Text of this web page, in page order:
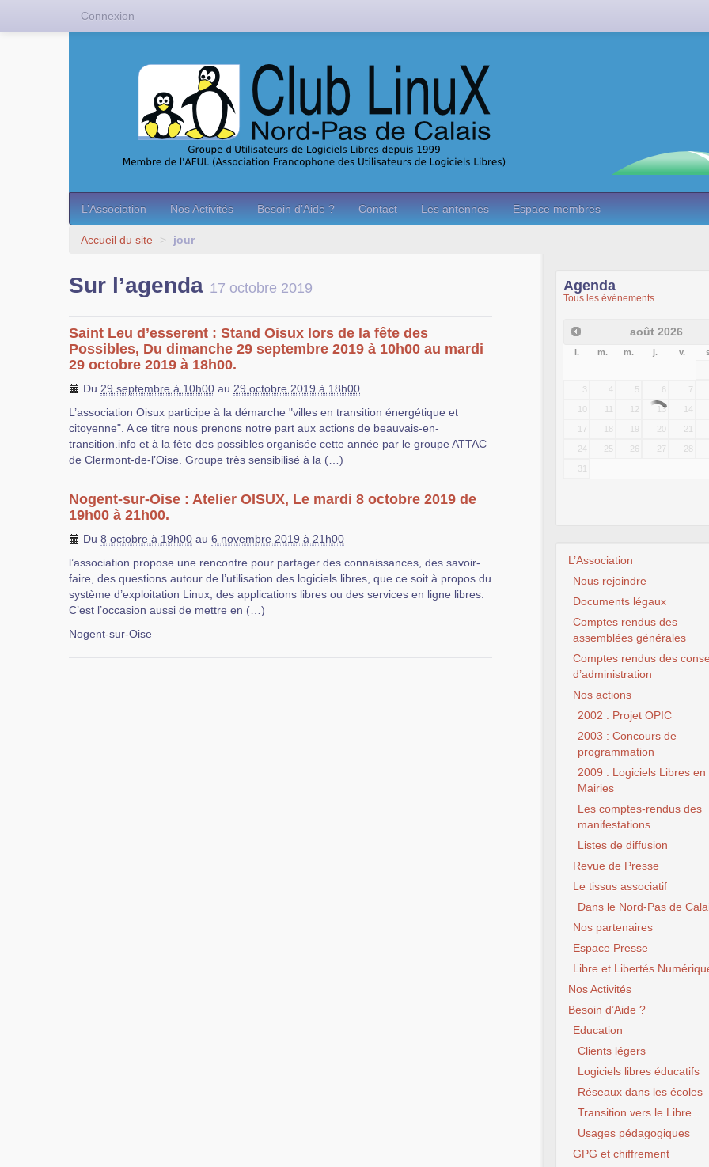
L’Association Nos Activités Besoin d’Aide ? Contact Les antennes Espace membres
Accueil du site > jour
Sur l’agenda 17 octobre 2019
Saint Leu d’esserent : Stand Oisux lors de la fête des
Possibles, Du dimanche 29 septembre 2019 à 10h00 au mardi
29 octobre 2019 à 18h00.
Du 29 septembre à 10h00 au 29 octobre 2019 à 18h00
L’association Oisux participe à la démarche "villes en transition énergétique et
citoyenne". A ce titre nous prenons notre part aux actions de beauvais-en-
transition.info et à la fête des possibles organisée cette année par le groupe ATTAC
de Clermont-de-l’Oise. Groupe très sensibilisé à la (…)
Nogent-sur-Oise : Atelier OISUX, Le mardi 8 octobre 2019 de
19h00 à 21h00.
Du 8 octobre à 19h00 au 6 novembre 2019 à 21h00
l’association propose une rencontre pour partager des connaissances, des savoir-
faire, des questions autour de l’utilisation des logiciels libres, que ce soit à propos du
système d’exploitation Linux, des applications libres ou des services en ligne libres.
C’est l’occasion aussi de mettre en (…)
Nogent-sur-Oise
Agenda
Tous les événements
août 2026
l. m. m. j. v.
3 4 5 6 7
10 11 12 13 14
17 18 19 20 21
24 25 26 27 28
31
L’Association
Nous rejoindre
Documents légaux
Comptes rendus des
assemblées générales
Comptes rendus des
d’administration
Nos actions
2002 : Projet OPIC
2003 : Concours de
programmation
2009 : Logiciels Libres en
Mairies
Les comptes-rendus des
manifestations
Listes de diffusion
Revue de Presse
Le tissus associatif
Dans le Nord-Pas de
Nos partenaires
Espace Presse
Libre et Libertés
Nos Activités
Besoin d’Aide ?
Education
Clients légers
Logiciels libres éducatifs
Réseaux dans les écoles
Transition vers le Libre...
Usages pédagogiques
GPG et chiffrement
Connexion